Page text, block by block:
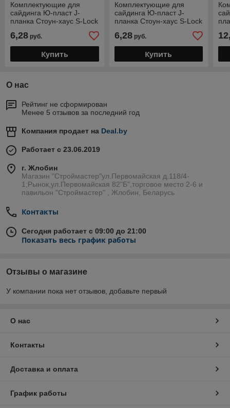
Комплектующие для
сайдинга Ю-пласт J-
планка Стоун-хаус S-Lock
6,28 руб.
Купить
Комплектующие для
сайдинга Ю-пласт J-
планка Стоун-хаус S-Lock
6,28руб.
Купить
О нас
Рейтинг не сформирован
Менее 5 отзывов за последний год
Компания продает на Deal.by
Работает с 23.06.2019
г. Жлобин
Магазин "Строймастер"ул.Первомайская д.118/4-
1;Рынок,ул.Первомайская 82"Б",торговое место 2-6 и
павильон "Строймастер" , Жлобин, Беларусь
Контакты
Сегодня работает с 09:00 до 21:00
Показать весь график работы
Отзывы о магазине
У компании пока нет отзывов, добавьте первый
О нас
Контакты
Доставка и оплата
График работы